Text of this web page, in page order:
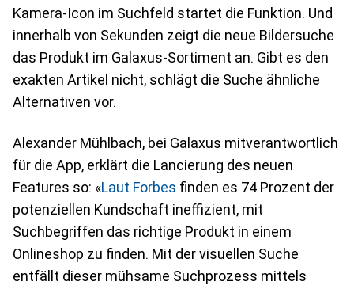
Kamera-Icon im Suchfeld startet die Funktion. Und
innerhalb von Sekunden zeigt die neue Bildersuche
das Produkt im Galaxus-Sortiment an. Gibt es den
exakten Artikel nicht, schlägt die Suche ähnliche
Alternativen vor.
Alexander Mühlbach, bei Galaxus mitverantwortlich
für die App, erklärt die Lancierung des neuen
Features so: «Laut Forbes finden es 74 Prozent der
potenziellen Kundschaft ineffizient, mit
Suchbegriffen das richtige Produkt in einem
Onlineshop zu finden. Mit der visuellen Suche
entfällt dieser mühsame Suchprozess mittels